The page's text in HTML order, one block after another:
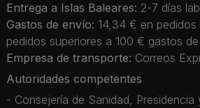
Entrega a Islas Baleares: 2-7 días
Gastos de envío: 14,34 € en
pedidos superiores a 100 € gastos
Empresa de transporte: Correos
Autoridades competentes
- Consejería de Sanidad, Presidencia